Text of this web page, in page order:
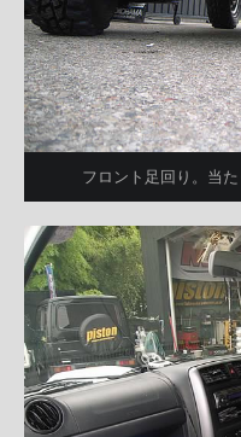
フロント足回り。当